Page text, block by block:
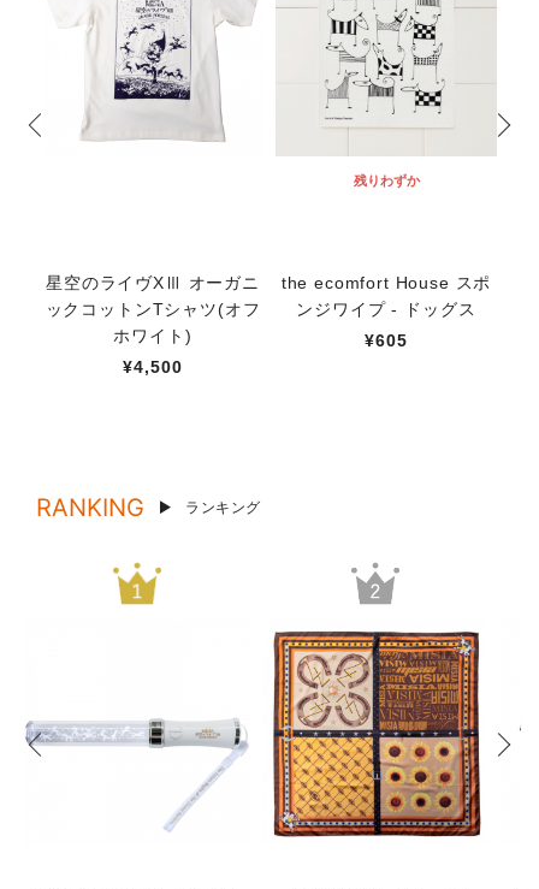
星空のライヴXⅢ オーガニ
ックコットンTシャツ(オフ
ホワイト)
¥4,500
残りわずか
the ecomfort House スポ
ンジワイプ - ドッグス
¥605
RANKING ランキング